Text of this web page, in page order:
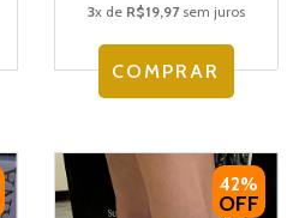
3x de R$19,97sem juros
COMPRAR
42%
OFF